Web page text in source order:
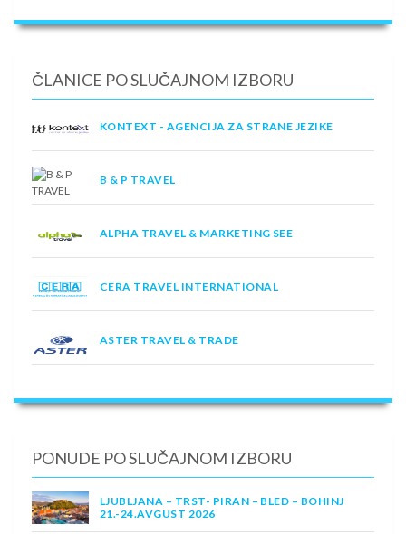
ČLANICE PO SLUČAJNOM IZBORU
KONTEXT - AGENCIJA ZA STRANE JEZIKE
B & P TRAVEL
ALPHA TRAVEL & MARKETING SEE
CERA TRAVEL INTERNATIONAL
ASTER TRAVEL & TRADE
PONUDE PO SLUČAJNOM IZBORU
LJUBLJANA – TRST- PIRAN – BLED – BOHINJ
21.-24.AVGUST 2026